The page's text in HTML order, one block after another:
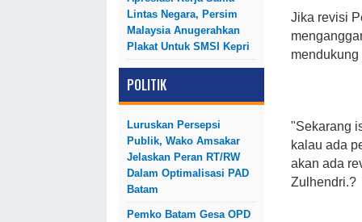
Lintas Negara, Persim
Malaysia Anugerahkan
Plakat Untuk SMSI Kepri
POLITIK
Luruskan Persepsi
Publik, Wako Amsakar
Jelaskan Peran RT/RW
Dalam Optimalisasi PAD
Batam
Pemko Batam Gesa OPD
Jika revisi
"Sekarang
kalau ada
akan ada
Zulhendri.?